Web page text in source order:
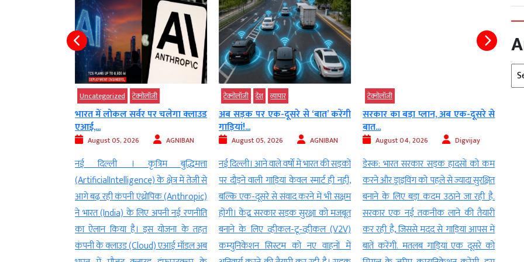
Uncategorized टेक्‍नोलॉजी
भारत में लोकल सर्वर पर चलेगा क्लाउड
एआई,...
August 05, 2026 AGNIBAN
नई दिल्ली । कृत्रिम बुद्धिमत्ता
(ArtificialIntelligence) के क्षेत्र में तेजी से
आगे बढ़ रही कंपनी एंथ्रोपिक (Anthropic)
ने भारत (India) के लिए अपनी नई रणनीति
का ऐलान किया है। इस योजना के तहत
कंपनी के क्लाउड (Cloud) एआई मॉडल अब
टेक्‍नोलॉजी देश व्‍यापार
अब सड़क पर एक-दूसरे से ‘बात’ करेंगी
गाड़ियां!...
August 05, 2026 AGNIBAN
नई दिल्ली। आने वाले वर्षों में भारत की सड़कों
पर दौड़ने वाली गाड़ियां केवल स्मार्ट ही नहीं,
बल्कि एक-दूसरे से संवाद करने में भी सक्षम
होंगी। केंद्र सरकार सड़क सुरक्षा को मजबूत
बनाने के लिए व्हीकल-टू-व्हीकल (V2V)
कम्युनिकेशन सिस्टम को नए वाहनों में
टेक्‍नोलॉजी
सरकार का बड़ा प्लान, अब एक-दूसरे से
बात...
August 04, 2026 Digvijay
डेस्क: भारत सरकार सड़क हादसों को कम
करने और ड्राइविंग को पहले से ज्यादा सुरक्षित
बनाने के लिए बड़ा कदम उठाने जा रही है.
सरकार एक नई तकनीक लाने की तैयारी
कर रही है, जिससे मदद से गाड़ियां आपस में
बातें करेंगी. मतलब गाड़ियां एक दूसरे को